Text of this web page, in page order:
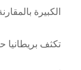
الكبيرة
تكثف بريطانيا